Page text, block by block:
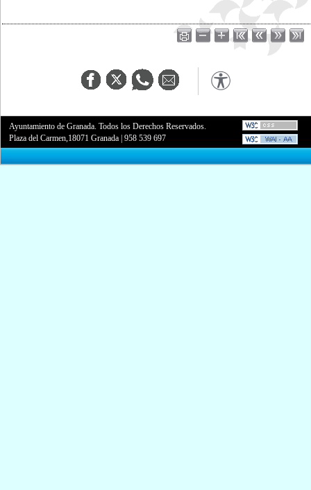
Ayuntamiento de Granada. Todos los Derechos Reservados.
Plaza del Carmen,18071 Granada |958 539 697